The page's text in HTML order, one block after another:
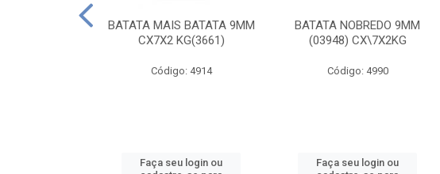
BATATA MAIS BATATA 9MM
CX7X2 KG(3661)
Código: 4914
Faça seu login ou
BATATA NOBREDO 9MM
(03948) CX\7X2KG
Código: 4990
Faça seu login ou